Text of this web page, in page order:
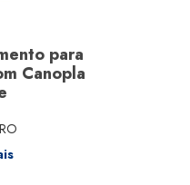
para
Canopla